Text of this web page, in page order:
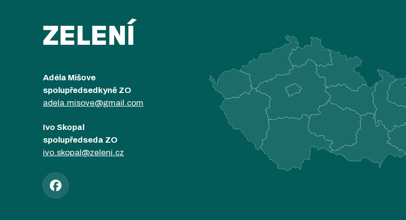
ZELENÍ
Adéla Mišove
spolupředsedkyně ZO
adela.misove@gmail.com
Ivo Skopal
spolupředseda ZO
ivo.skopal@zeleni.cz